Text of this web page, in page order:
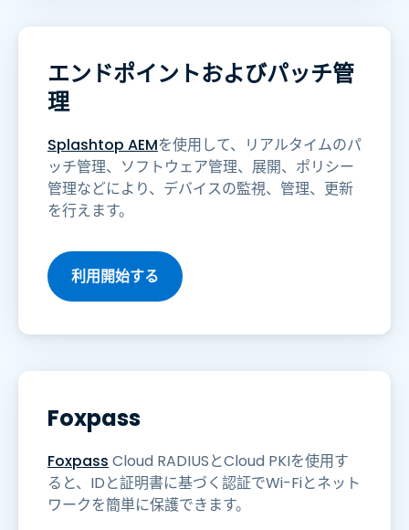
エンドポイントおよびパッチ管
理
Splashtop AEMを使用して、リアルタイムのパ
ッチ管理、ソフトウェア管理、展開、ポリシー
管理などにより、デバイスの監視、管理、更新
を行えます。
利用開始する
Foxpass
Foxpass Cloud RADIUSとCloud PKIを使用す
ると、IDと証明書に基づく認証でWi-Fiとネット
ワークを簡単に保護できます。